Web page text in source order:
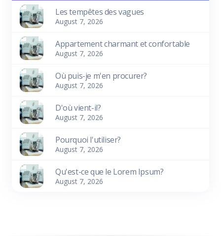
Les tempêtes des vagues
August 7, 2026
Appartement charmant et confortable
August 7, 2026
Où puis-je m'en procurer?
August 7, 2026
D'où vient-il?
August 7, 2026
Pourquoi l'utiliser?
August 7, 2026
Qu'est-ce que le Lorem Ipsum?
August 7, 2026